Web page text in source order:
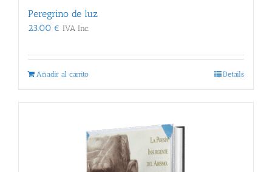
Peregrino de luz
23.00 € IVA Inc.
Añadir al carrito Details